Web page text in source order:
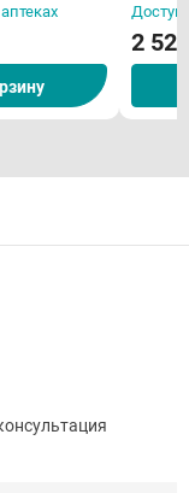
во)
2